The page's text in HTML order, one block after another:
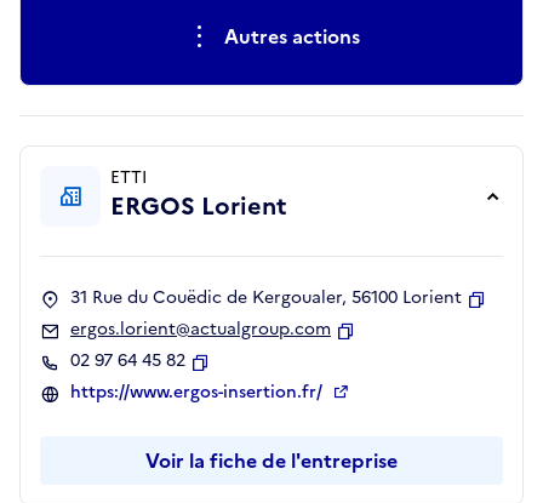
Autres actions
ETTI
ERGOS Lorient
31 Rue du Couëdic de Kergoualer, 56100 Lorient
ergos.lorient@actualgroup.com
02 97 64 45 82
Copier
https://www.ergos-insertion.fr/
Voir la fiche de l'entreprise